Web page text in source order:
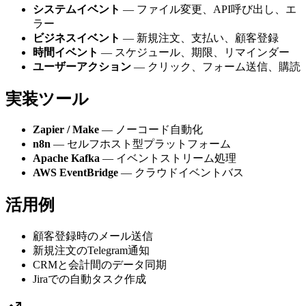
システムイベント — ファイル変更、API呼び出し、エ
ラー
ビジネスイベント — 新規注文、支払い、顧客登録
時間イベント — スケジュール、期限、リマインダー
ユーザーアクション — クリック、フォーム送信、購読
実装ツール
Zapier / Make — ノーコード自動化
n8n — セルフホスト型プラットフォーム
Apache Kafka — イベントストリーム処理
AWS EventBridge — クラウドイベントバス
活用例
顧客登録時のメール送信
新規注文のTelegram通知
CRMと会計間のデータ同期
Jiraでの自動タスク作成